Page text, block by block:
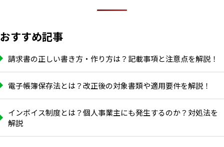
おすすめ記事
請求書の正しい書き方・作り方は？記載事項と注意点を解説！
電子帳簿保存法とは？改正後の対象書類や適用要件を解説！
インボイス制度とは？個人事業主にも発生するのか？対処法を
解説